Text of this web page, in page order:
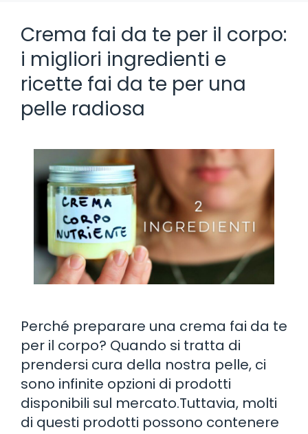
Crema fai da te per il corpo:
i migliori ingredienti e
ricette fai da te per una
pelle radiosa
Perché preparare una crema fai da te
per il corpo? Quando si tratta di
prendersi cura della nostra pelle, ci
sono infinite opzioni di prodotti
disponibili sul mercato.Tuttavia, molti
di questi prodotti possono contenere